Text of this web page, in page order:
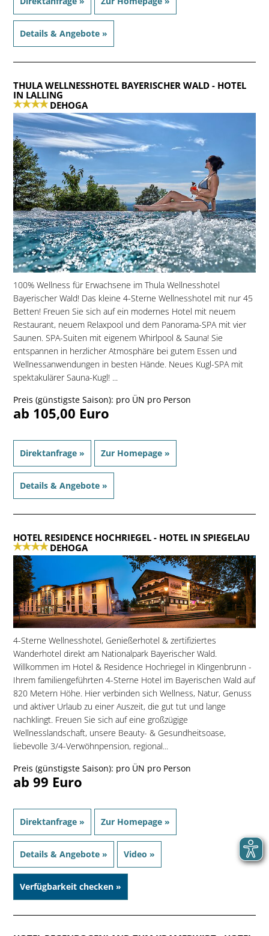
Details & Angebote »
THULA WELLNESSHOTEL BAYERISCHER WALD- HOTEL
IN LALLING
DEHOGA
100% Wellness für Erwachsene im Thula Wellnesshotel
Bayerischer Wald! Das kleine 4-Sterne Wellnesshotel mit nur 45
Betten! Freuen Sie sich auf ein modernes Hotel mit neuem
Restaurant, neuem Relaxpool und dem Panorama-SPA mit vier
Saunen. SPA-Suiten mit eigenem Whirlpool & Sauna! Sie
entspannen in herzlicher Atmosphäre bei gutem Essen und
Wellnessanwendungen in besten Hände. Neues Kugl-SPA mit
spektakulärer Sauna-Kugl! ...
Preis (günstigste Saison): pro ÜN pro Person
ab 105,00 Euro
Direktanfrage » Zur Homepage »
Details & Angebote »
HOTEL RESIDENCE HOCHRIEGEL- HOTEL IN SPIEGELAU
DEHOGA
4-Sterne Wellnesshotel, Genießerhotel & zertifiziertes
Wanderhotel direkt am Nationalpark Bayerischer Wald.
Willkommen im Hotel & Residence Hochriegel in Klingenbrunn -
Ihrem familiengeführten 4-Sterne Hotel im Bayerischen Wald auf
820 Metern Höhe. Hier verbinden sich Wellness, Natur, Genuss
und aktiver Urlaub zu einer Auszeit, die gut tut und lange
nachklingt. Freuen Sie sich auf eine großzügige
Wellnesslandschaft, unsere Beauty- & Gesundheitsoase,
liebevolle 3/4-Verwöhnpension, regional...
Preis (günstigste Saison): pro ÜN pro Person
ab 99 Euro
Direktanfrage » Zur Homepage »
Details & Angebote » Video »
Verfügbarkeit checken »